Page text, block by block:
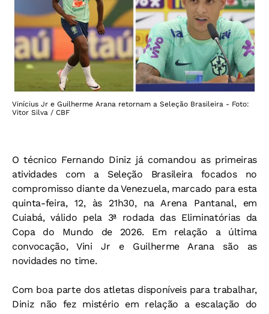
Vinícius Jr e Guilherme Arana retornam a Seleção Brasileira - Foto:
Vitor Silva / CBF
O técnico Fernando Diniz já comandou as primeiras
atividades com a Seleção Brasileira focados no
compromisso diante da Venezuela, marcado para esta
quinta-feira, 12, às 21h30, na Arena Pantanal, em
Cuiabá, válido pela 3ª rodada das Eliminatórias da
Copa do Mundo de 2026. Em relação a última
convocação, Vini Jr e Guilherme Arana são as
novidades no time.
Com boa parte dos atletas disponíveis para trabalhar,
Diniz não fez mistério em relação a escalação do